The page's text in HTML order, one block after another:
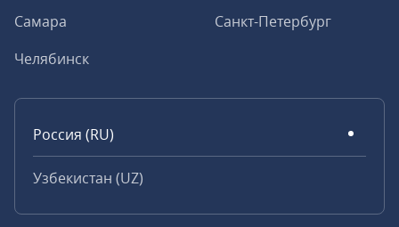
Самара
Санкт-Петербург
Челябинск
Россия (RU)
Узбекистан (UZ)